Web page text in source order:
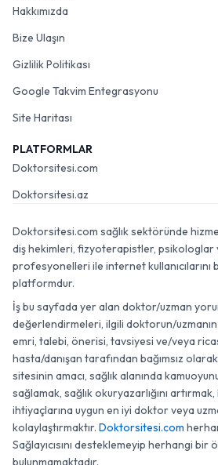
Hakkımızda
Bize Ulaşın
Gizlilik Politikası
Google Takvim Entegrasyonu
Site Haritası
PLATFORMLAR
Doktorsitesi.com
Doktorsitesi.az
Doktorsitesi.com sağlık sektöründe
diş hekimleri, fizyoterapistler, psikologlar
profesyonelleri ile internet kullanıcılarını
platformdur.
İş bu sayfada yer alan doktor/uzman
değerlendirmeleri, ilgili doktorun/
emri, talebi, önerisi, tavsiyesi ve/veya
hasta/danışan tarafından bağımsız
sitesinin amacı, sağlık alanında
sağlamak, sağlık okuryazarlığını
ihtiyaçlarına uygun en iyi doktor veya
kolaylaştırmaktır. Doktorsitesi.com
Sağlayıcısını desteklemeyip herhangi bir
bulunmamaktadır.